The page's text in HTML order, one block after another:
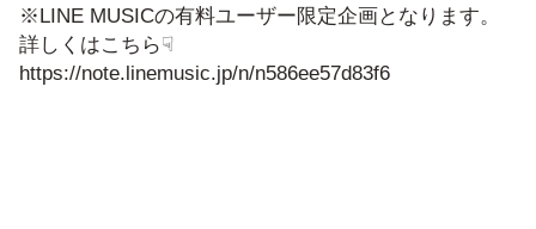
※LINE MUSICの有料ユーザー限定企画となります。
詳しくはこちら☟
https://note.linemusic.jp/n/n586ee57d83f6